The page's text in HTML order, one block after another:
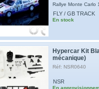
Rallye Monte
FLY / GB TRACK
En stock
Hypercar Kit
mécanique)
Réf: NSR0640
NSR
En